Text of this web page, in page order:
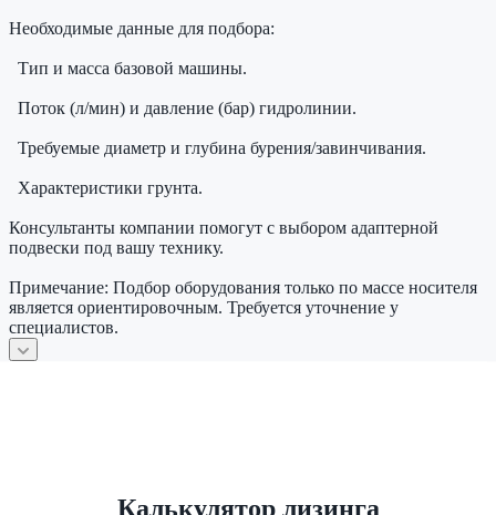
Необходимые данные для подбора:
Тип и масса базовой машины.
Поток (л/мин) и давление (бар) гидролинии.
Требуемые диаметр и глубина бурения/завинчивания.
Характеристики грунта.
Консультанты компании помогут с выбором адаптерной
подвески под вашу технику.
Примечание: Подбор оборудования только по массе носителя
является ориентировочным. Требуется уточнение у
специалистов.
Калькулятор лизинга